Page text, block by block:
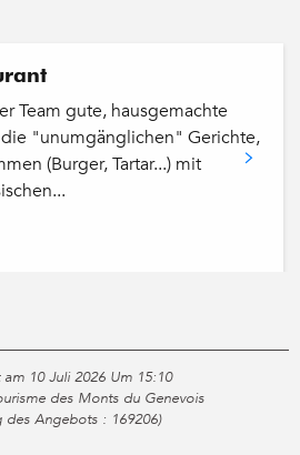
Team gute, hausgemachte
"unumgänglichen" Gerichte,
(Burger, Tartar...) mit
10 Juli 2026 Um 15:10
des Monts du Genevois
des Angebots : 169206)